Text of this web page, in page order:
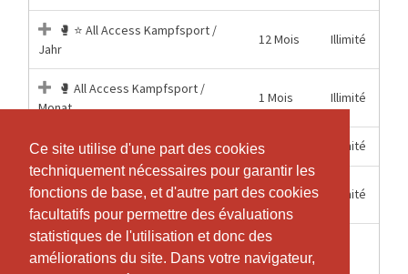
Ce site utilise d'une part des cookies
techniquement nécessaires pour garantir les
fonctions de base, et d'autre part des cookies
facultatifs pour permettre des évaluations
statistiques de l'utilisation et donc des
améliorations du site. Dans votre navigateur,
Ce site utilise d'une part des cookies
techniquement nécessaires pour garantir les
fonctions de base, et d'autre part des cookies
facultatifs pour permettre des évaluations
statistiques de l'utilisation et donc des
améliorations du site. Dans votre navigateur,
🥊 ⭐ All Access Kampfsport /
Jahr
12 Mois Illimité
🥊 All Access Kampfsport /
Monat
1 Mois Illimité
🏋️ All Access / Monat 1 Mois Illimité
🏋️ All Access / Woche Illimité
🎟️ DropIn
1
Semaines